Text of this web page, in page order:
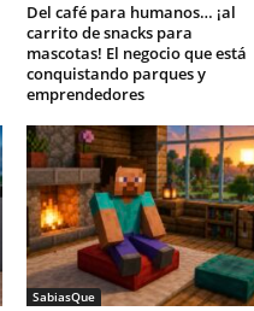
Del café para humanos… ¡al
carrito de snacks para
mascotas! El negocio que está
conquistando parques y
emprendedores
SabiasQue